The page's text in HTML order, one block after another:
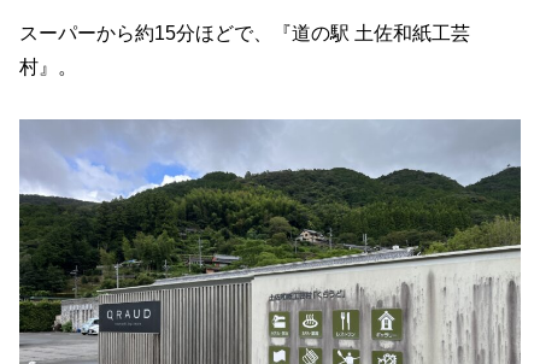
スーパーから約15分ほどで、『道の駅 土佐和紙工芸
村』。